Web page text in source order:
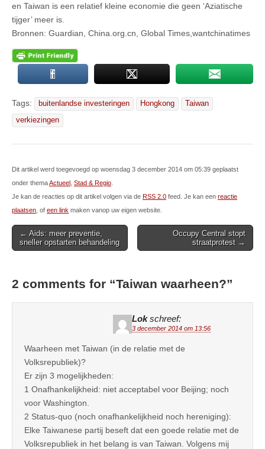
en Taiwan is een relatief kleine economie die geen ‘Aziatische
tijger’ meer is.
Bronnen: Guardian, China.org.cn, Global Times,wantchinatimes
Tags: buitenlandse investeringen Hongkong
Taiwan
verkiezingen
Dit artikel werd toegevoegd op woensdag 3 december 2014 om 05:39 geplaatst
onder themaActueel Stad & Regio
Je kan de reacties op dit artikel volgen via de RSS 2.0 feed. Je kan een reactie
plaatsen , of een link maken vanop uw eigen website.
Post
navigation
← Aids: meer preventie,
sneller opstarten behandeling
Occupy Central stopt
straatprotest →
2 comments for “Taiwan waarheen?”
Lok schreef:
3 december 2014 om 13:56
Waarheen met Taiwan (in de relatie met de
Volksrepubliek)?
Er zijn 3 mogelijkheden:
1 Onafhankelijkheid: niet acceptabel voor Beijing; noch
voor Washington.
2 Status-quo (noch onafhankelijkheid noch hereniging):
Elke Taiwanese partij beseft dat een goede relatie met de
Volksrepubliek in het belang is van Taiwan. Volgens mij